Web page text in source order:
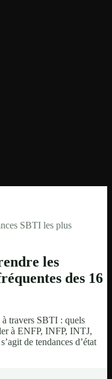
SBTI les plus
les
des 16
travers SBTI : quels
à ENFP, INFP, INTJ,
de tendances d’état